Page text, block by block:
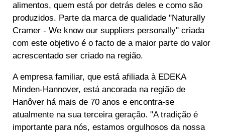
alimentos, quem está por detrás deles e como são
produzidos. Parte da marca de qualidade "Naturally
Cramer - We know our suppliers personally" criada
com este objetivo é o facto de a maior parte do valor
acrescentado ser criado na região.
A empresa familiar, que está afiliada à EDEKA
Minden-Hannover, está ancorada na região de
Hanôver há mais de 70 anos e encontra-se
atualmente na sua terceira geração. "A tradição é
importante para nós, estamos orgulhosos da nossa